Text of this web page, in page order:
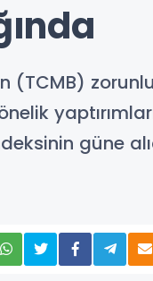
(TCMB) zorunlu
güne